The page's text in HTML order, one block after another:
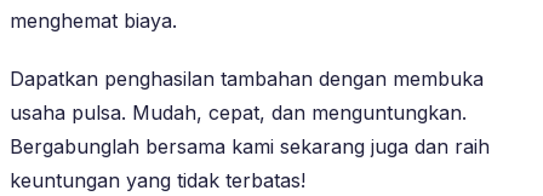
menghemat biaya.
Dapatkan penghasilan tambahan dengan membuka
usaha pulsa. Mudah, cepat, dan menguntungkan.
Bergabunglah bersama kami sekarang juga dan raih
keuntungan yang tidak terbatas!